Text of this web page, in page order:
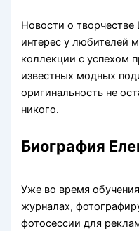
Новости о
интерес у любителей
коллекции с успехом
известных модных
оригинальность не
никого.
Биография
Уже во время
журналах,
фотосессии для